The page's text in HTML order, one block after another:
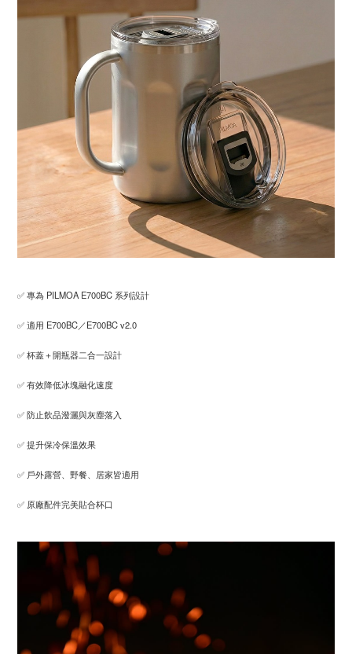
✅ 專為 PILMOA E700BC 系列設計
✅ 適用 E700BC／E700BC v2.0
✅ 杯蓋＋開瓶器二合一設計
✅ 有效降低冰塊融化速度
✅ 防止飲品潑灑與灰塵落入
✅ 提升保冷保溫效果
✅ 戶外露營、野餐、居家皆適用
✅ 原廠配件完美貼合杯口